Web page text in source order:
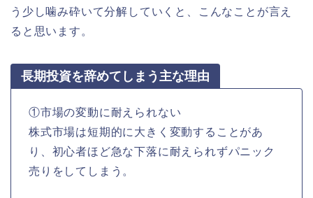
う少し噛み砕いて分解していくと、こんなことが言え
ると思います。
長期投資を辞めてしまう主な理由
①市場の変動に耐えられない
株式市場は短期的に大きく変動することがあ
り、初心者ほど急な下落に耐えられずパニック
売りをしてしまう。